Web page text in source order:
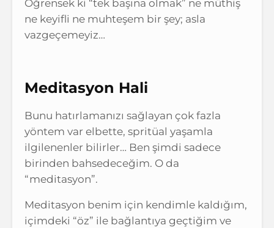
Öğrensek ki “tek başına olmak” ne müthiş
ne keyifli ne muhteşem bir şey; asla
vazgeçemeyiz…
Meditasyon Hali
Bunu hatırlamanızı sağlayan çok fazla
yöntem var elbette, spritüal yaşamla
ilgilenenler bilirler… Ben şimdi sadece
birinden bahsedeceğim. O da
“meditasyon”.
Meditasyon benim için kendimle kaldığım,
içimdeki “öz” ile bağlantıya geçtiğim ve